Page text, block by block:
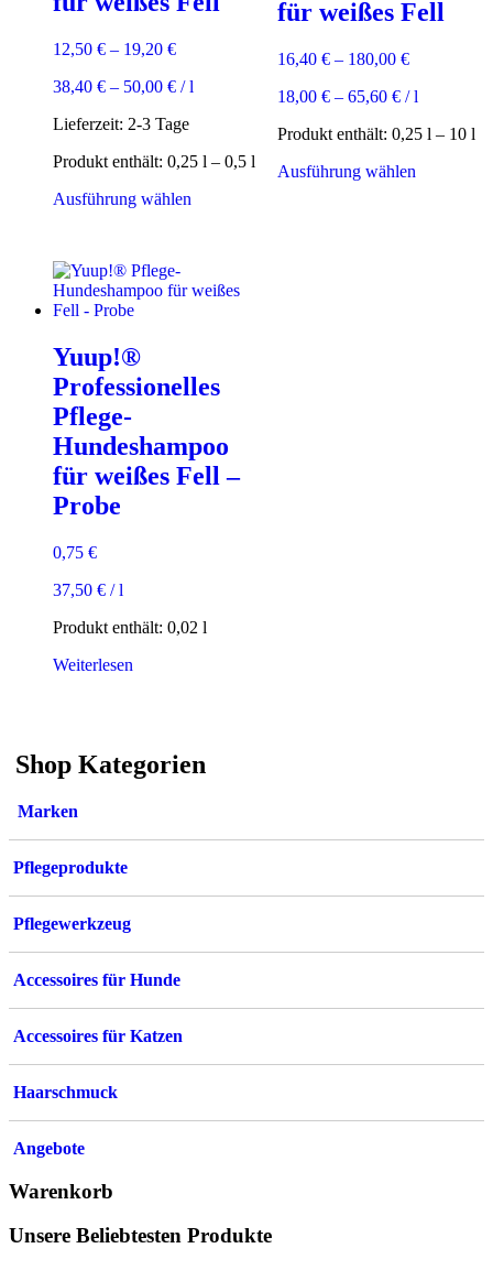
12,50 € – 19,20 €
38,40 € – 50,00 € /l
Lieferzeit: 2-3 Tage
Produkt enthält: 0,25 l – 0,5 l
Ausführung wählen
auf.
auf
der
werden
für weißes Fell
16,40 €– 180,00 €
18,00 €– 65,60 €/l
Produkt enthält: 0,25 l – 10 l
Ausführung wählenDieses
Yuup!®
Professionelles
Pflege-
Hundeshampoo
für weißes Fell –
Probe
0,75 €
37,50 € /l
Produkt enthält: 0,02 l
Weiterlesen
Shop Kategorien
Marken
Pflegeprodukte
Pflegewerkzeug
Accessoires für Hunde
Accessoires für Katzen
Haarschmuck
Angebote
Warenkorb
Unsere Beliebtesten Produkte